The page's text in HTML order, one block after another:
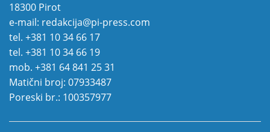
18300 Pirot
e-mail: redakcija@pi-press.com
tel. +381 10 34 66 17
tel. +381 10 34 66 19
mob. +381 64 841 25 31
Matični broj: 07933487
Poreski br.: 100357977